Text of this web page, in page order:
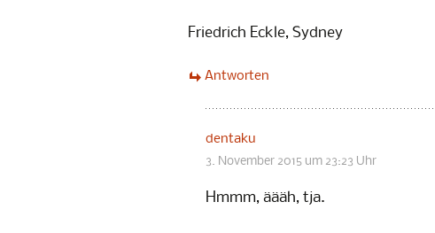
Friedrich Eckle, Sydney
Antworten
dentaku
3. November 2015 um 23:23 Uhr
Hmmm, äääh, tja.